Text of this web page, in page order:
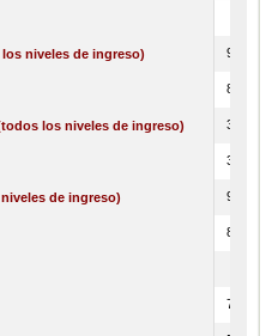
niveles de ingreso) 97.55
82.31
los niveles de ingreso) 35.09
35.09
de ingreso) 90.12
84.78
75.81